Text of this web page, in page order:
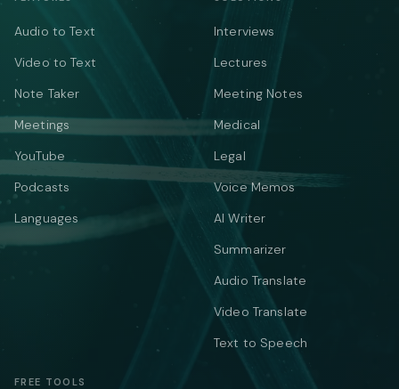
Audio to Text
Video to Text
Note Taker
Meetings
YouTube
Podcasts
Languages
Interviews
Lectures
Meeting Notes
Medical
Legal
Voice Memos
AI Writer
Summarizer
Audio Translate
Video Translate
Text to Speech
FREE TOOLS